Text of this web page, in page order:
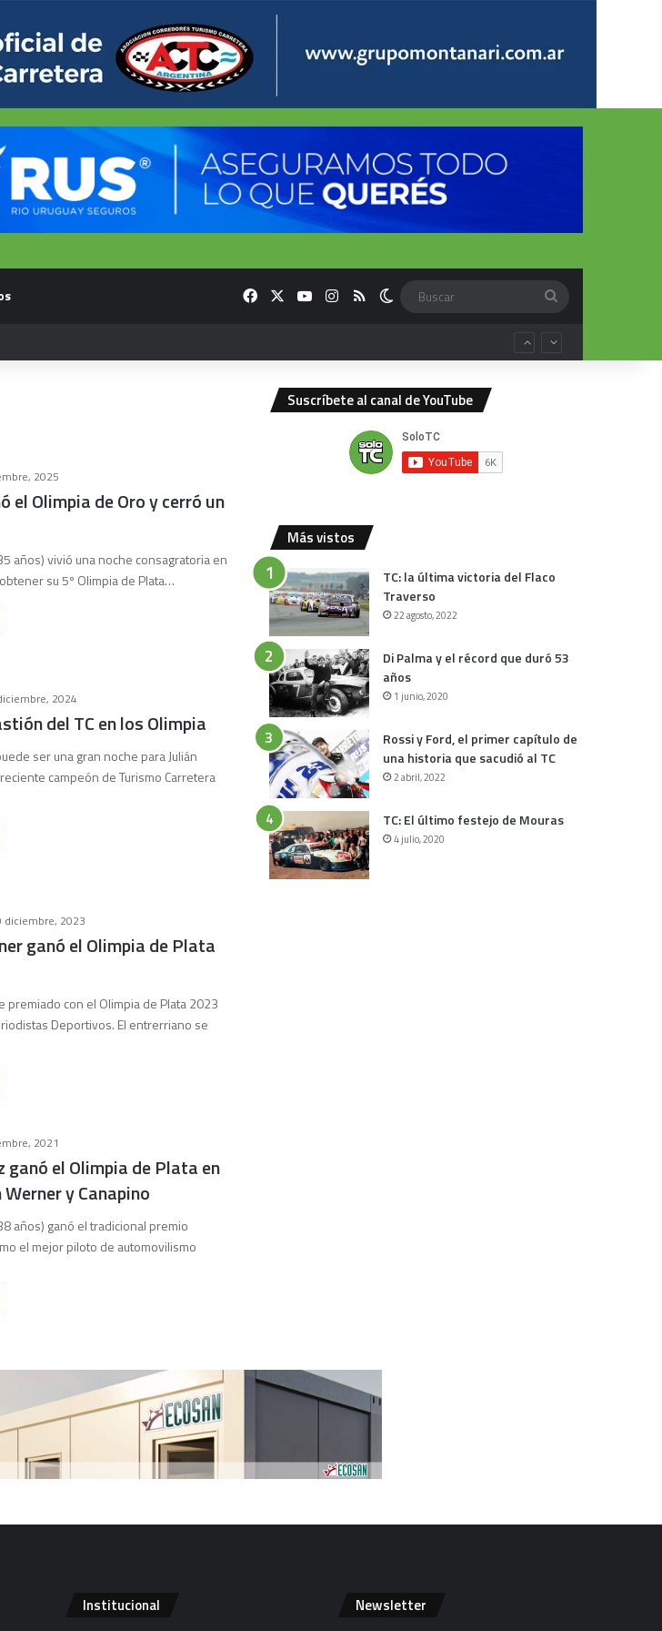
FacebookYouTubeInstagram
RSS Switch skin
2025
el Olimpia de Oro y cerró un
años) vivió una noche consagratoria en
su 5º Olimpia de Plata…
2024
del TC en los Olimpia
ser una gran noche para Julián
campeón de Turismo Carretera
diciembre, 2023
ganó el Olimpia de Plata
premiado con el Olimpia de Plata 2023
Deportivos. El entrerriano se
2021
ganó el Olimpia de Plata en
y Canapino
años) ganó el tradicional premio
el mejor piloto de automovilismo
Suscríbete al canal de YouTube
Más vistos
TC: la última victoria del Flaco
Traverso
22 agosto, 2022
Di Palma y el récord que duró 53
años
1 junio, 2020
Rossi y Ford, el primer capítulo de
una historia que sacudió al TC
2 abril, 2022
TC: El último festejo de Mouras
4 julio, 2020
Institucional Newsletter